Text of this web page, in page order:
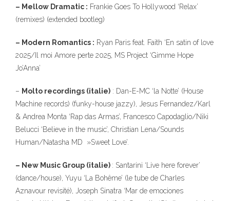
– Mellow Dramatic : Frankie Goes To Hollywood ‘Relax’
(remixes) (extended bootleg)
– Modern Romantics : Ryan Paris feat. Faith ‘En satin of love
2025/Il moi Amore perte 2025, MS Project ‘Gimme Hope
Jo’Anna’
– Molto recordings (italie) : Dan-E-MC ‘la Notte’ (House
Machine records) (funky-house jazzy), Jesus Fernandez/Karl
& Andrea Monta ‘Rap das Armas’, Francesco Capodaglio/Niki
Belucci ‘Believe in the music’, Christian Lena/Sounds
Human/Natasha MD »Sweet Love’.
– New Music Group (italie) : Santarini ‘Live here forever’
(dance/house), Yuyu ‘La Bohême’ (le tube de Charles
Aznavour revisité), Joseph Sinatra ‘Mar de emociones